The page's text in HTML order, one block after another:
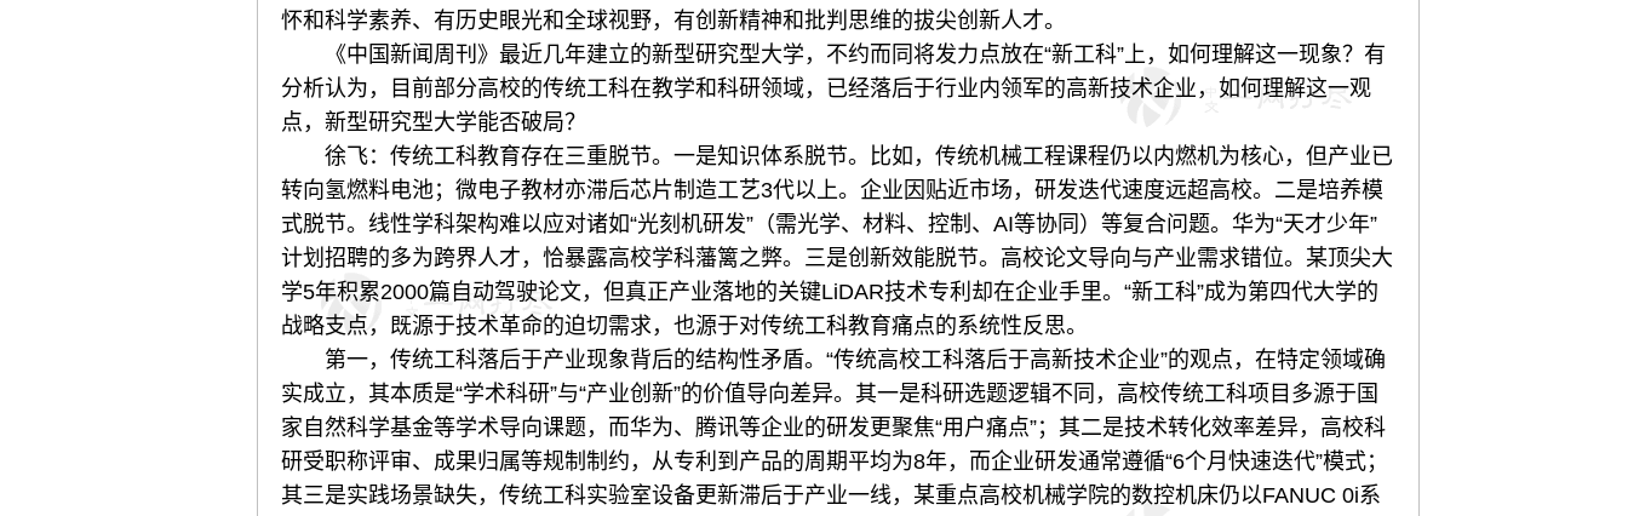
怀和科学素养、有历史眼光和全球视野，有创新精神和批判思维的拔尖创新人才。
《中国新闻周刊》最近几年建立的新型研究型大学，不约而同将发力点放在“新工科”上，如何理解这一现象？有
分析认为，目前部分高校的传统工科在教学和科研领域，已经落后于行业内领军的高新技术企业，如何理解这一观
点，新型研究型大学能否破局？
徐飞：传统工科教育存在三重脱节。一是知识体系脱节。比如，传统机械工程课程仍以内燃机为核心，但产业已
转向氢燃料电池；微电子教材亦滞后芯片制造工艺3代以上。企业因贴近市场，研发迭代速度远超高校。二是培养模
式脱节。线性学科架构难以应对诸如“光刻机研发”（需光学、材料、控制、AI等协同）等复合问题。华为“天才少年”
计划招聘的多为跨界人才，恰暴露高校学科藩篱之弊。三是创新效能脱节。高校论文导向与产业需求错位。某顶尖大
学5年积累2000篇自动驾驶论文，但真正产业落地的关键LiDAR技术专利却在企业手里。“新工科”成为第四代大学的
战略支点，既源于技术革命的迫切需求，也源于对传统工科教育痛点的系统性反思。
第一，传统工科落后于产业现象背后的结构性矛盾。“传统高校工科落后于高新技术企业”的观点，在特定领域确
实成立，其本质是“学术科研”与“产业创新”的价值导向差异。其一是科研选题逻辑不同，高校传统工科项目多源于国
家自然科学基金等学术导向课题，而华为、腾讯等企业的研发更聚焦“用户痛点”；其二是技术转化效率差异，高校科
研受职称评审、成果归属等规制制约，从专利到产品的周期平均为8年，而企业研发通常遵循“6个月快速迭代”模式；
其三是实践场景缺失，传统工科实验室设备更新滞后于产业一线，某重点高校机械学院的数控机床仍以FANUC 0i系